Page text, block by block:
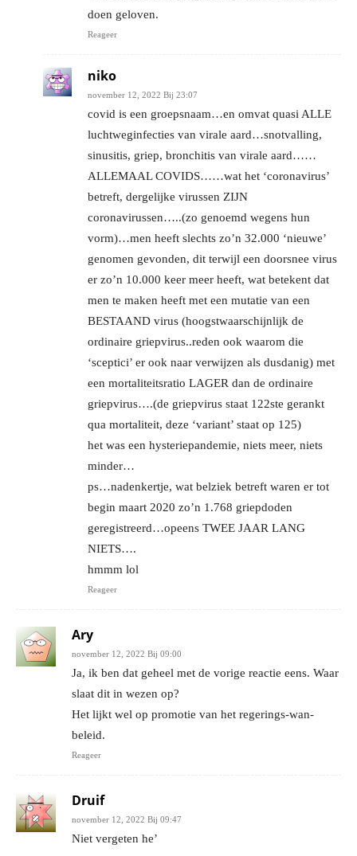
doen geloven.
Reageer
niko
november 12, 2022 Bij 23:07
covid is een groepsnaam…en omvat quasi ALLE
luchtweginfecties van virale aard…snotvalling,
sinusitis, griep, bronchitis van virale aard……
ALLEMAAL COVIDS……wat het ‘coronavirus’
betreft, dergelijke virussen ZIJN
coronavirussen…..(zo genoemd wegens hun
vorm)…men heeft slechts zo’n 32.000 ‘nieuwe’
genomen gevonden, dit terwijl een doorsnee virus
er zo’n 10.000 keer meer heeft, wat betekent dat
men te maken heeft met een mutatie van een
BESTAAND virus (hoogstwaarschijnlijk de
ordinaire griepvirus..reden ook waarom die
‘sceptici’ er ook naar verwijzen als dusdanig) met
een mortaliteitsratio LAGER dan de ordinaire
griepvirus….(de griepvirus staat 122ste gerankt
qua mortaliteit, deze ‘variant’ staat op 125)
het was een hysteriepandemie, niets meer, niets
minder…
ps…nadenkertje, wat belziek betreft waren er tot
begin maart 2020 zo’n 1.768 griepdoden
geregistreerd…opeens TWEE JAAR LANG
NIETS….
hmmm lol
Reageer
Ary
november 12, 2022 Bij 09:00
Ja, ik ben dat geheel met de vorige reactie eens. Waar
slaat dit in wezen op?
Het lijkt wel op promotie van het regerings-wan-
beleid.
Reageer
Druif
november 12, 2022 Bij 09:47
Niet vergeten he’